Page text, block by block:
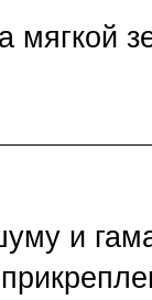
мягкой
и